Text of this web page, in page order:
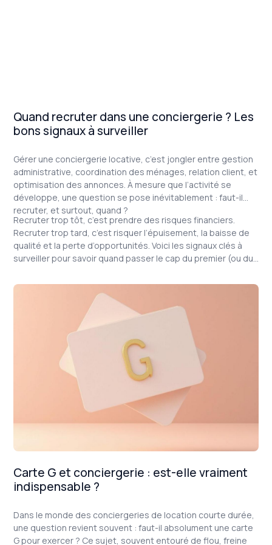
Quand recruter dans une conciergerie ? Les
bons signaux à surveiller
Gérer une conciergerie locative, c’est jongler entre gestion
administrative, coordination des ménages, relation client, et
optimisation des annonces. À mesure que l’activité se
développe, une question se pose inévitablement : faut-il
recruter, et surtout, quand ?
Recruter trop tôt, c’est prendre des risques financiers.
Recruter trop tard, c’est risquer l’épuisement, la baisse de
qualité et la perte d’opportunités. Voici les signaux clés à
surveiller pour savoir quand passer le cap du premier (ou du
Carte G et conciergerie : est-elle vraiment
indispensable ?
Dans le monde des conciergeries de location courte durée,
une question revient souvent : faut-il absolument une carte
G pour exercer ? Ce sujet, souvent entouré de flou, freine